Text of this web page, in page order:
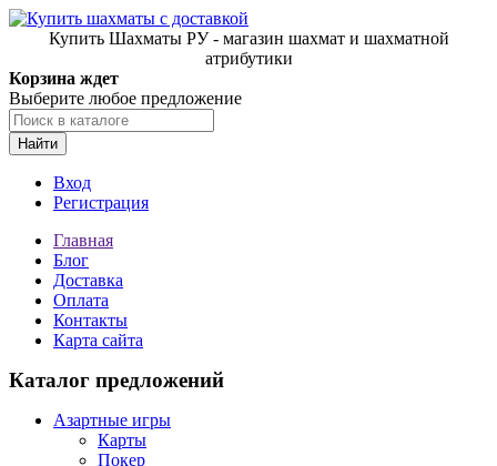
Купить Шахматы РУ - магазин шахмат и шахматной
атрибутики
Корзина ждет
Выберите любое предложение
Найти
Вход
Регистрация
Главная
Блог
Доставка
Оплата
Контакты
Карта сайта
Каталог предложений
Азартные игры
Карты
Покер